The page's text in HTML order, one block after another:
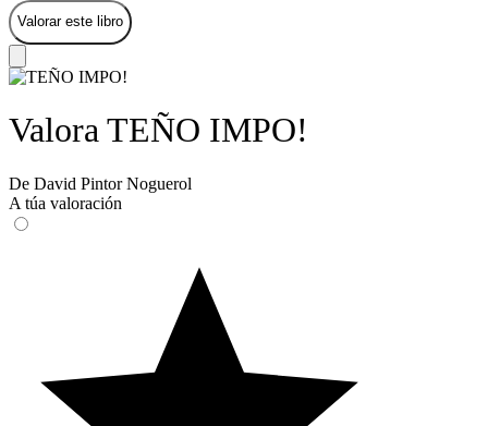
Valorar este libro
Valora TEÑO IMPO!
De David Pintor Noguerol
A túa valoración